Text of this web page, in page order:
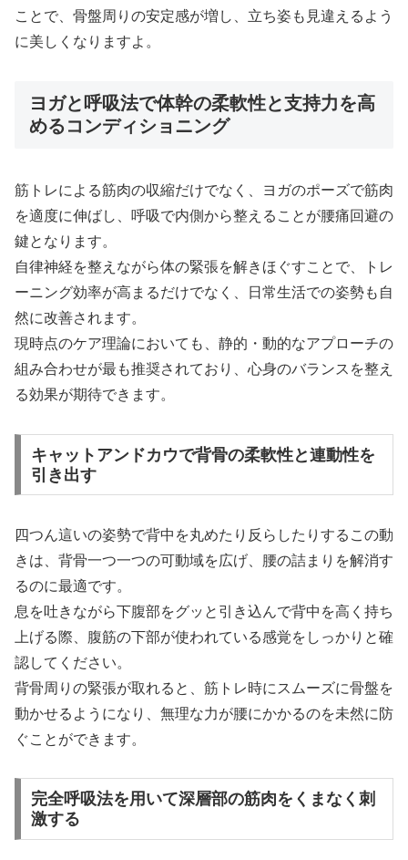
ことで、骨盤周りの安定感が増し、立ち姿も見違えるよう
に美しくなりますよ。
ヨガと呼吸法で体幹の柔軟性と支持力を高
めるコンディショニング
筋トレによる筋肉の収縮だけでなく、ヨガのポーズで筋肉
を適度に伸ばし、呼吸で内側から整えることが腰痛回避の
鍵となります。
自律神経を整えながら体の緊張を解きほぐすことで、トレ
ーニング効率が高まるだけでなく、日常生活での姿勢も自
然に改善されます。
現時点のケア理論においても、静的・動的なアプローチの
組み合わせが最も推奨されており、心身のバランスを整え
る効果が期待できます。
キャットアンドカウで背骨の柔軟性と連動性を
引き出す
四つん這いの姿勢で背中を丸めたり反らしたりするこの動
きは、背骨一つ一つの可動域を広げ、腰の詰まりを解消す
るのに最適です。
息を吐きながら下腹部をグッと引き込んで背中を高く持ち
上げる際、腹筋の下部が使われている感覚をしっかりと確
認してください。
背骨周りの緊張が取れると、筋トレ時にスムーズに骨盤を
動かせるようになり、無理な力が腰にかかるのを未然に防
ぐことができます。
完全呼吸法を用いて深層部の筋肉をくまなく刺
激する